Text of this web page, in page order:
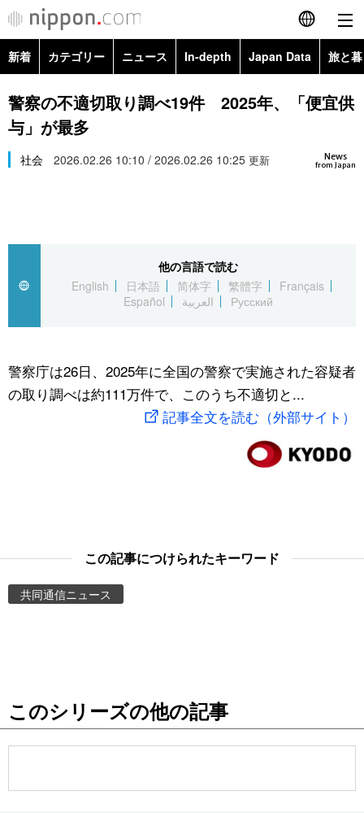
English
简体字
Русский
カテゴリー
経済・ビジネス
国際
文化
トップ
アーカイブ
In-depth
Japan Data
動画/Live
お知らせ
新着 カテゴリー ニュース In-depth Japan Data 旅と
政治・外交
経済・ビジネス
スポーツ・東京2020
Topics
警察の不適切取り調べ19件 2025年、「便宜供
与」が最多
News
from Japan
社会 2026.02.26 10:10 / 2026.02.26 10:25 更新
他の言語で読む
English
日本語 简体字 繁體字
Français
Español
العربية Русский
警察庁は26日、2025年に全国の警察で実施された容疑者
の取り調べは約111万件で、このうち不適切と...
記事全文を読む（外部サイト）
この記事につけられたキーワード
共同通信ニュース
このシリーズの他の記事